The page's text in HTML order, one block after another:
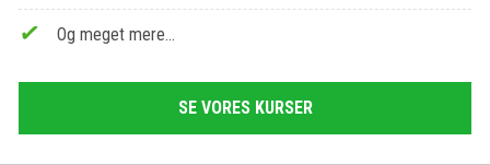
Og meget mere…
SE VORES KURSER